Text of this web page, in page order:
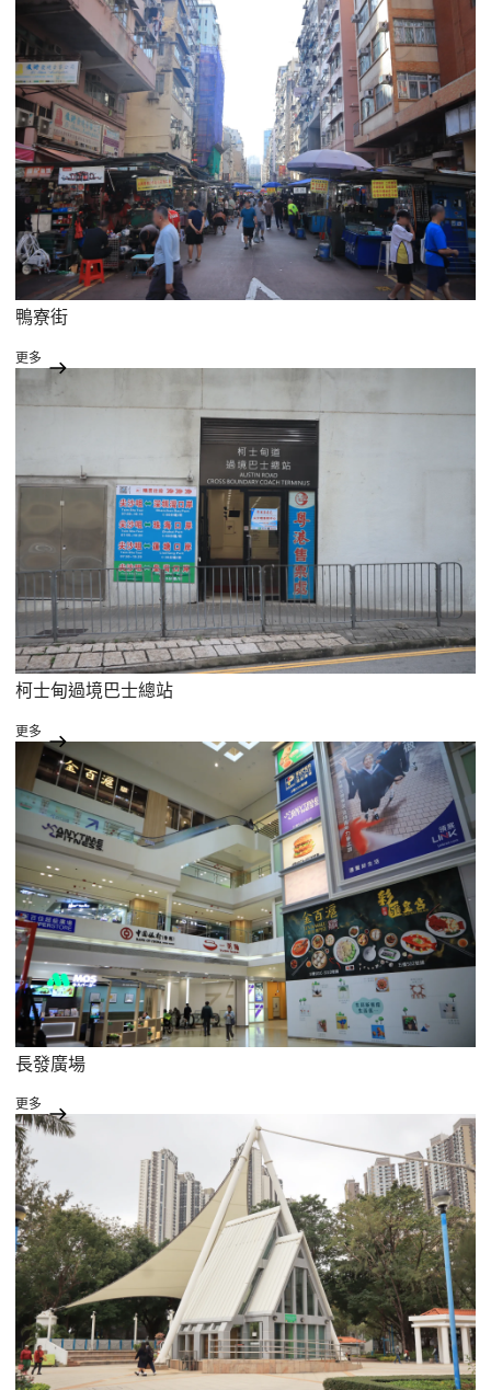
鴨寮街
更多
柯士甸過境巴士總站
更多
長發廣場
更多